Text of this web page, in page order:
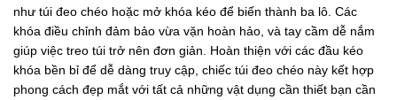
như túi đeo chéo hoặc mở khóa kéo để biến thành ba lô. Các
khóa điều chỉnh đảm bảo vừa vặn hoàn hảo, và tay cầm dễ nắm
giúp việc treo túi trở nên đơn giản. Hoàn thiện với các đầu kéo
khóa bền bỉ để dễ dàng truy cập, chiếc túi đeo chéo này kết hợp
phong cách đẹp mắt với tất cả những vật dụng cần thiết bạn cần